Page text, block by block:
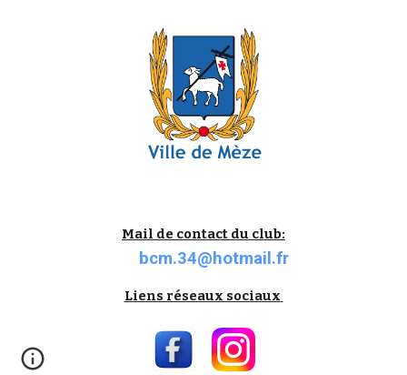
Mail de contact du club:
bcm.34@hotmail.fr
Liens réseaux sociaux